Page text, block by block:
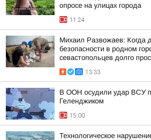
опросе на улицах города
11:24
Михаил Развожаев: Когда
безопасности в родном
севастопольцев долго
13:33
В ООН осудили удар ВСУ
Геленджиком
15:00
Технологическое